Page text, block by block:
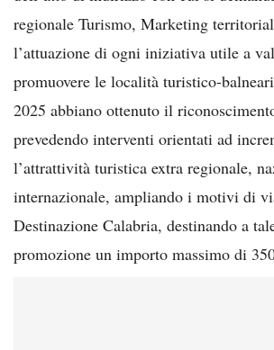
regionale Turismo, Marketing
l’attuazione di ogni iniziativa utile a
promuovere le località turistico-
2025 abbiano ottenuto il
prevedendo interventi orientati ad
l’attrattività turistica extra regionale,
internazionale, ampliando i motivi di
Destinazione Calabria, destinando a
promozione un importo massimo di